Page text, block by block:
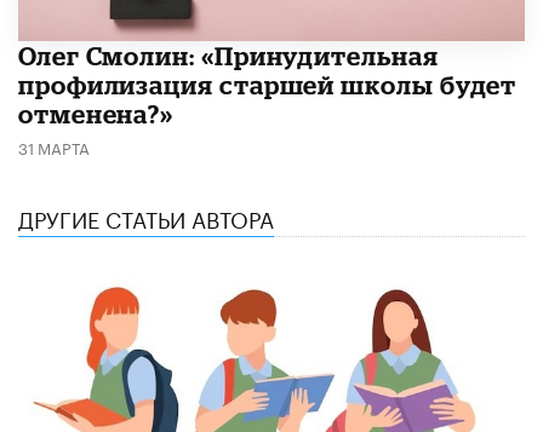
​Олег Смолин: «Принудительная
профилизация старшей школы будет
отменена?»
31 МАРТА
ДРУГИЕ СТАТЬИ АВТОРА